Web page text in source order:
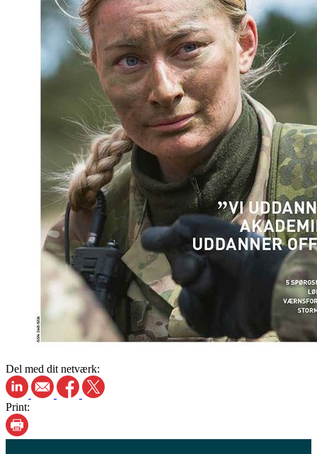
Del med dit netværk:
Print: